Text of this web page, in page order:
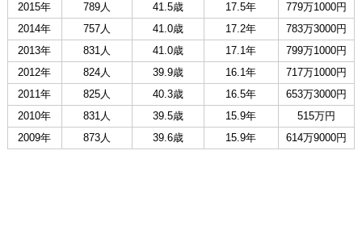
2015年
789人 41.5歳 17.5年
779万1000円
2014年
757人 41.0歳 17.2年
783万3000円
2013年
831人 41.0歳 17.1年
799万1000円
2012年
824人 39.9歳 16.1年
717万1000円
2011年
825人 40.3歳 16.5年
653万3000円
2010年
831人 39.5歳 15.9年
515万円
2009年
873人 39.6歳 15.9年 614万9000円